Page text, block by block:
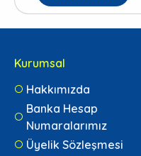
Kurumsal
Hakkımızda
Banka Hesap
Numaralarımız
Üyelik Sözleşmesi